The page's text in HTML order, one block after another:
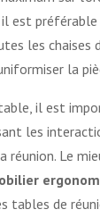
il est
les chaises
la
il est
les
réunion. Le
tables de